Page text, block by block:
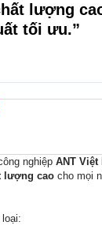
lượng
tối ưu.”
nghiệp ANT Việt
lượng cao cho mọi